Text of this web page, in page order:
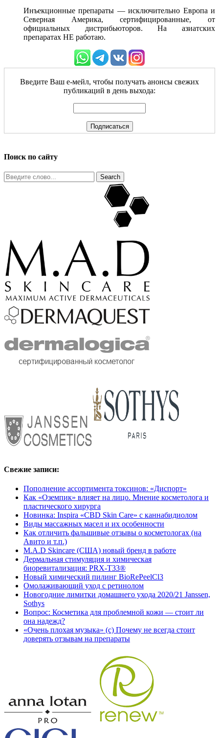
Инъекционные препараты — исключительно Европа и
Северная Америка, сертифицированные, от
официальных дистрибьюторов. На азиатских
препаратах НЕ работаю.
Введите Ваш е-мейл, чтобы получать анонсы свежих
публикаций в день выхода:
Поиск по сайту
Свежие записи:
Пополнение ассортимента токсинов: «Диспорт»
Как «Оземпик» влияет на лицо. Мнение косметолога и
пластического хирурга
Новинка: Inspira «CBD Skin Care» с каннабидиолом
Виды массажных масел и их особенности
Как отличить фальшивые отзывы о косметологах (на
Авито и т.п.)
M.A.D Skincare (США) новый бренд в работе
Дермальная стимуляция и химическая
биоревитализация: PRX-T33®
Новый химический пилинг BioRePeelCl3
Омолаживающий уход с ретинолом
Новогодние лимитки домашнего ухода 2020/21 Janssen,
Sothys
Вопрос: Косметика для проблемной кожи — стоит ли
она надежд?
«Очень плохая музыка» (с) Почему не всегда стоит
доверять отзывам на препараты